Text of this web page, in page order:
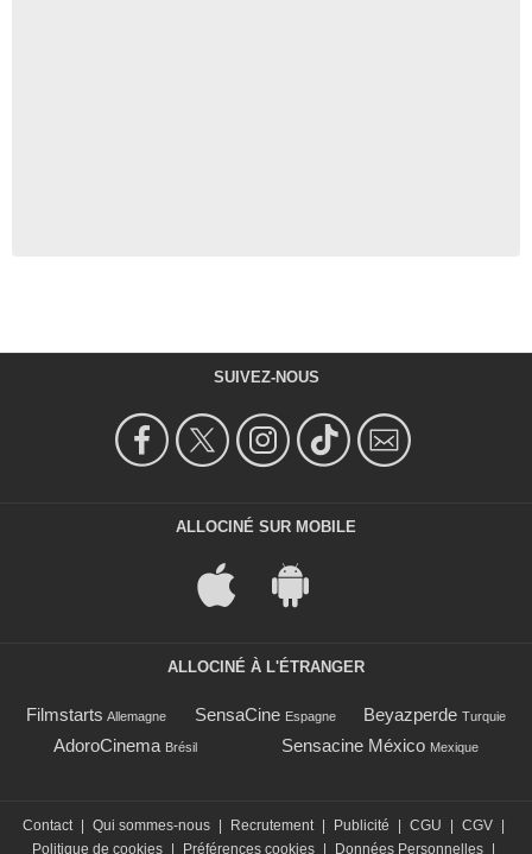
SUIVEZ-NOUS
ALLOCINÉ SUR MOBILE
ALLOCINÉ À L'ÉTRANGER
Filmstarts Allemagne SensaCine Espagne Beyazperde Turquie
AdoroCinema Brésil Sensacine México Mexique
Contact Qui sommes-nous Recrutement Publicité CGU CGV
Politique de cookies
Préférences cookies Données Personnelles